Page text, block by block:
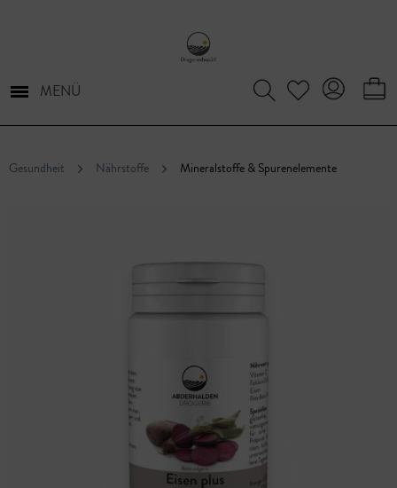
MENÜ
Gesundheit Nährstoffe Mineralstoffe & Spurenelemente